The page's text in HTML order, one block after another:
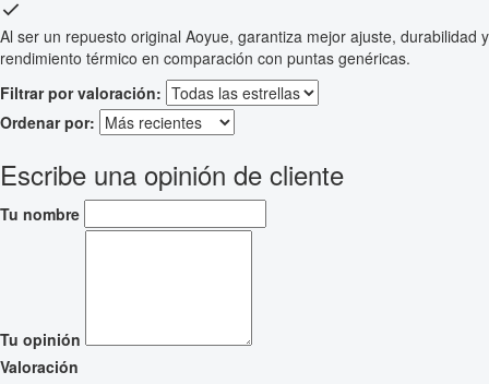
Al ser un repuesto original Aoyue, garantiza mejor ajuste, durabilidad y
rendimiento térmico en comparación con puntas genéricas.
Filtrar por valoración:
Ordenar por:
Escribe una opinión de cliente
Tu nombre
Tu opinión
Valoración